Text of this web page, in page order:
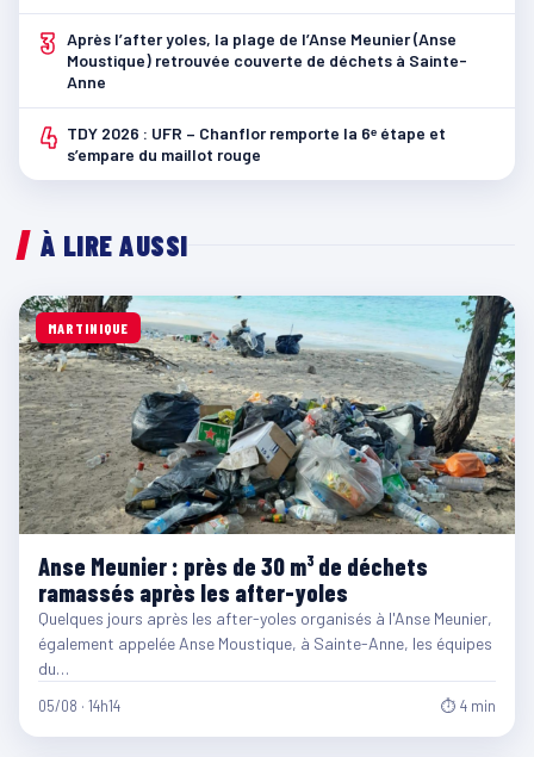
3 Après l’after yoles, la plage de l’Anse Meunier (Anse
Moustique) retrouvée couverte de déchets à Sainte-
Anne
4 TDY 2026 : UFR – Chanflor remporte la 6ᵉ étape et
s’empare du maillot rouge
À LIRE AUSSI
MARTINIQUE
Anse Meunier : près de 30 m³ de déchets
ramassés après les after-yoles
Quelques jours après les after-yoles organisés à l'Anse Meunier,
également appelée Anse Moustique, à Sainte-Anne, les équipes
du…
05/08 · 14h14 ⏱ 4 min